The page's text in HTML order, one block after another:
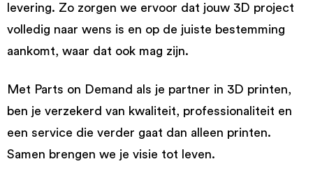
levering. Zo zorgen we ervoor dat jouw 3D project
volledig naar wens is en op de juiste bestemming
aankomt, waar dat ook mag zijn.
Met Parts on Demand als je partner in 3D printen,
ben je verzekerd van kwaliteit, professionaliteit en
een service die verder gaat dan alleen printen.
Samen brengen we je visie tot leven.